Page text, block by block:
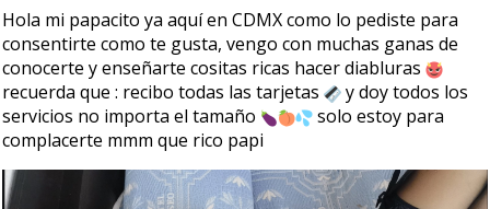
Hola mi papacito ya aquí en CDMX como lo pediste para
consentirte como te gusta, vengo con muchas ganas de
conocerte y enseñarte cositas ricas hacer diabluras
recuerda que : recibo todas las tarjetas
y doy todos los
servicios no importa el tamaño
solo estoy para
complacerte mmm que rico papi